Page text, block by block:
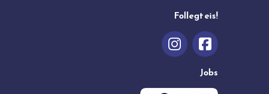
Follegt eis!
Jobs